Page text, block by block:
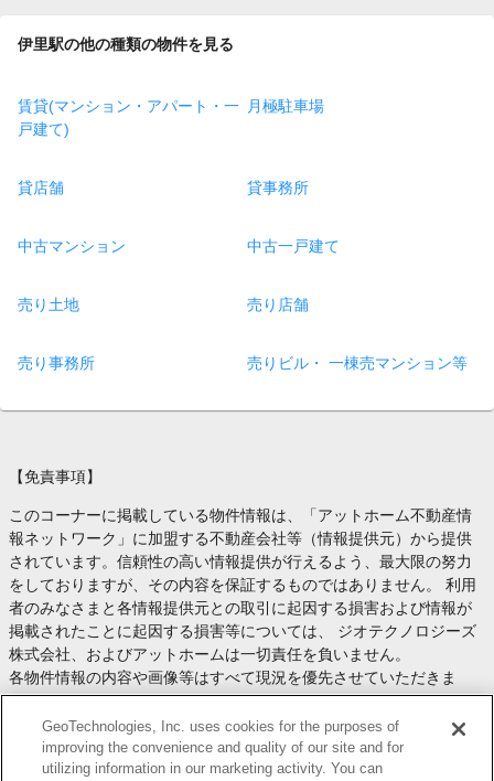
伊里駅の他の種類の物件を見る
賃貸(マンション・アパート・一
戸建て)
月極駐車場
貸店舗 貸事務所
中古マンション 中古一戸建て
売り土地 売り店舗
売り事務所 売りビル・ 一棟売マンション等
【免責事項】
このコーナーに掲載している物件情報は、「アットホーム不動産情
報ネットワーク」に加盟する不動産会社等（情報提供元）から提供
されています。信頼性の高い情報提供が行えるよう、最大限の努力
をしておりますが、その内容を保証するものではありません。 利用
者のみなさまと各情報提供元との取引に起因する損害および情報が
掲載されたことに起因する損害等については、 ジオテクノロジーズ
株式会社、およびアットホームは一切責任を負いません。
各物件情報の内容や画像等はすべて現況を優先させていただきま
す。
お取引等（お取引の準備、資金調達等を含みます）の際には、内容
や契約条件等について、 各情報提供元より十分な説明を受け、ご自
身でご確認の上、判断してください。
GeoTechnologies, Inc. uses cookies for the purposes of
improving the convenience and quality of our site and for
utilizing information in our marketing activity. You can